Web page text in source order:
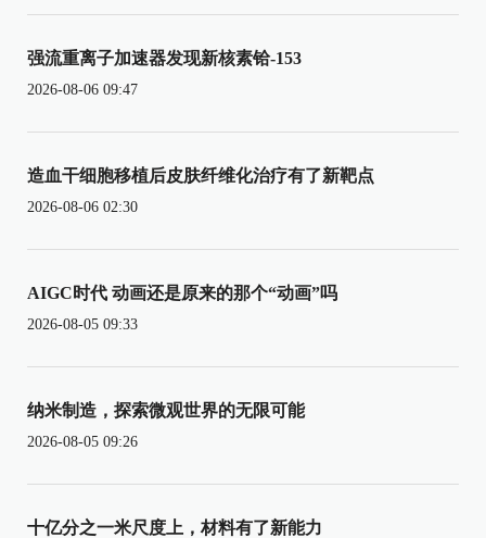
强流重离子加速器发现新核素铪-153
2026-08-06 09:47
造血干细胞移植后皮肤纤维化治疗有了新靶点
2026-08-06 02:30
AIGC时代 动画还是原来的那个“动画”吗
2026-08-05 09:33
纳米制造，探索微观世界的无限可能
2026-08-05 09:26
十亿分之一米尺度上，材料有了新能力